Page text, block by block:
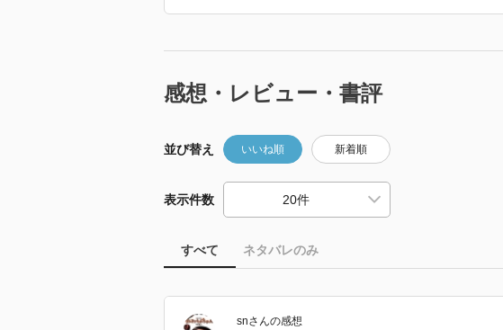
感想・レビュー・書評
並び替え いいね順 新着順
表示件数
すべて ネタバレのみ
snさんの感想